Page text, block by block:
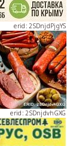
erid: 2SDnjdPjgYS
erid: 2SDnjdvhGXG